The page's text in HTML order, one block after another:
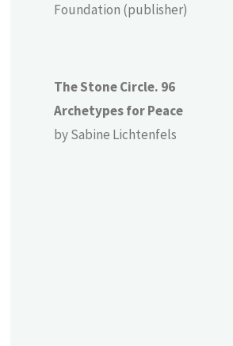
Foundation (publisher)
The Stone Circle. 96
Archetypes for Peace
by Sabine Lichtenfels